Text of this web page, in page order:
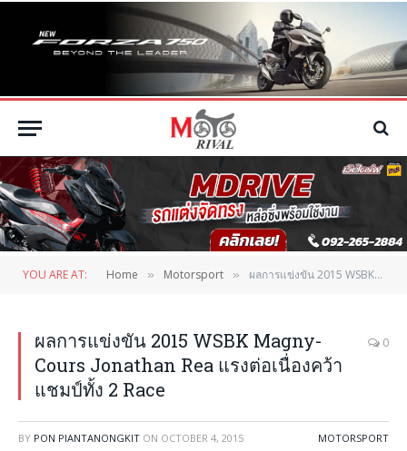
YOU ARE AT: Home » Motorsport » ผลการแข่งขัน 2015 WSBK Magny-Cours Jonathan Rea แรงต่อเนื่องคว้าแชมป์ทั้ง 2 Race
ผลการแข่งขัน 2015 WSBK Magny-
Cours Jonathan Rea แรงต่อเนื่องคว้า
แชมป์ทั้ง 2 Race
0
BY PON PIANTANONGKIT ON OCTOBER 4, 2015 MOTORSPORT